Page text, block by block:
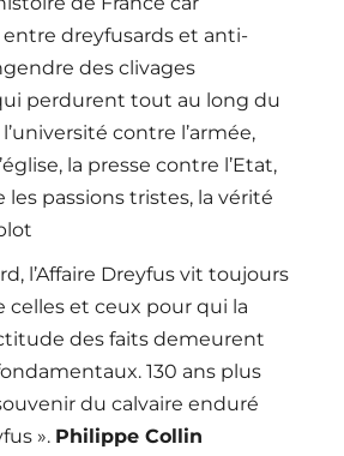
entre dreyfusards et anti-
des clivages
perdurent tout au long du
contre l’armée,
la presse contre l’Etat,
les passions tristes, la vérité
l’Affaire Dreyfus vit toujours
celles et ceux pour qui la
des faits demeurent
130 ans plus
du calvaire enduré
». Philippe Collin